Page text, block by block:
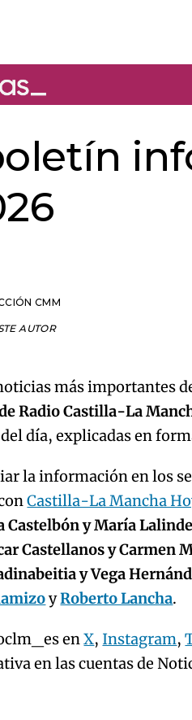
CMM
AUTOR
más importantes
Radio Castilla-La
día, explicadas en
la información en los
Castilla-La Mancha
Castelbón y María Lalinde
Castellanos y Carmen
y Vega
yRoberto Lancha.
enX, Instagram,
en las cuentas de